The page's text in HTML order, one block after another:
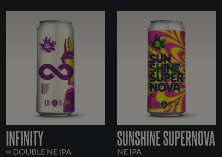
INFINITY
∞ DOUBLE NE IPA
SUNSHINE SUPERNOVA
NE IPA